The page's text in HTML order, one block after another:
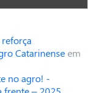
Catarinenseem
no agro! -